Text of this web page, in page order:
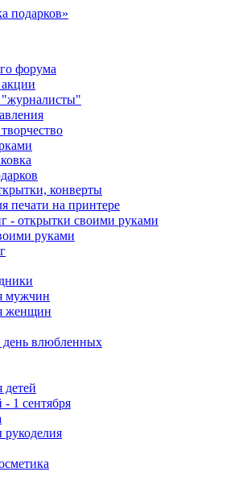
подарков»
форума
конверты
на принтере
- открытки своими руками
руками
мужчин
женщин
влюбленных
1 сентября